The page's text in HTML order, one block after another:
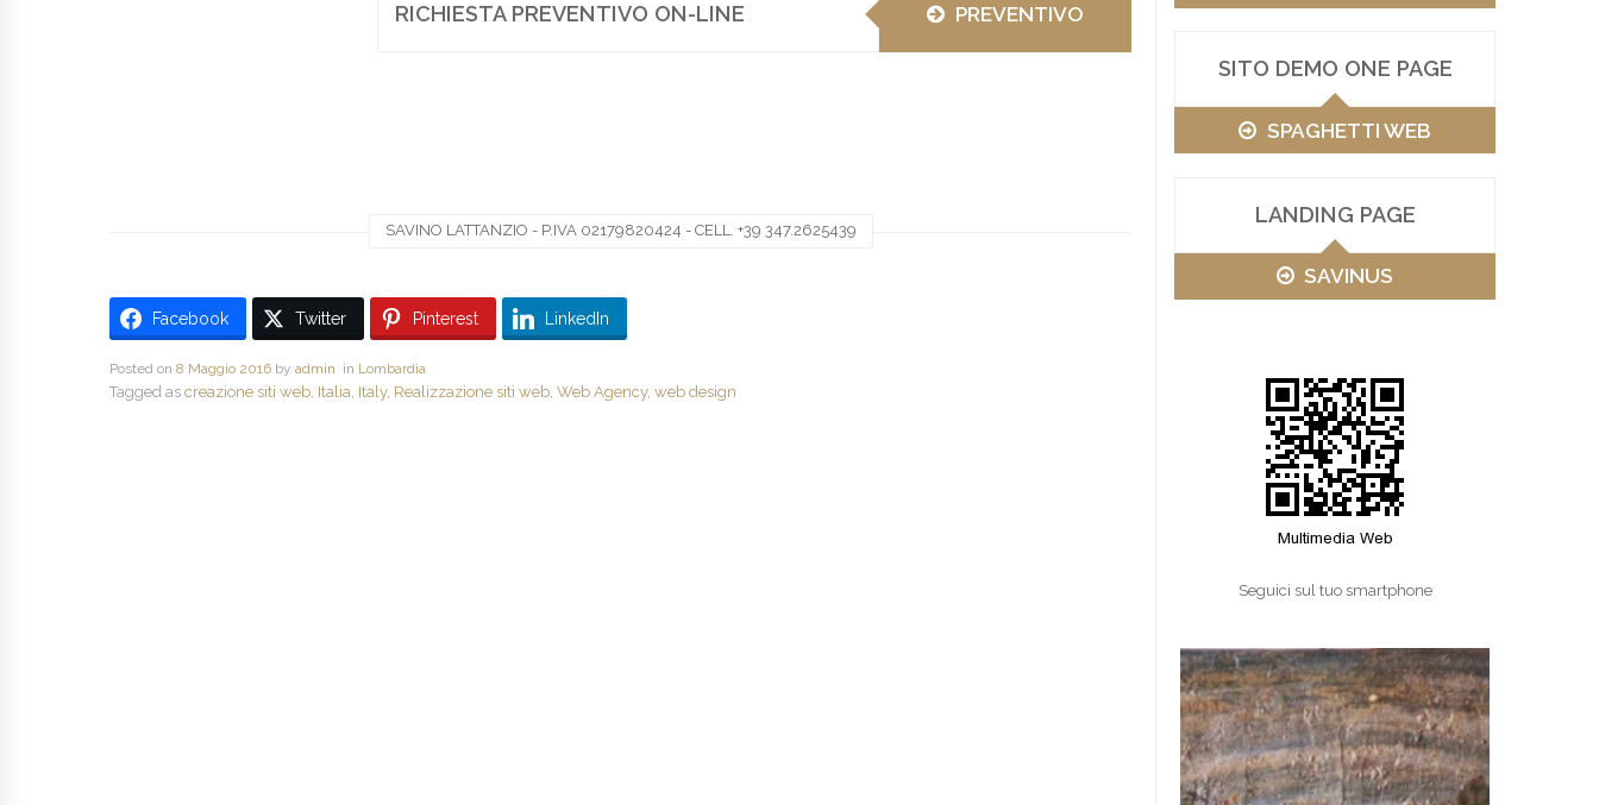
SITO DEMO ONE PAGE
SPAGHETTI WEB
LANDING PAGE
SAVINUS
Seguici sul tuo smartphone
RICHIESTA PREVENTIVO ON-LINE PREVENTIVO
SAVINO LATTANZIO - P.IVA 02179820424 - CELL. +39 347.2625439
Facebook Twitter Pinterest LinkedIn
Posted on 8 Maggio 2016 by admin in Lombardia
Tagged as creazione siti web Italia Italy, Realizzazione siti web Web Agency, web design